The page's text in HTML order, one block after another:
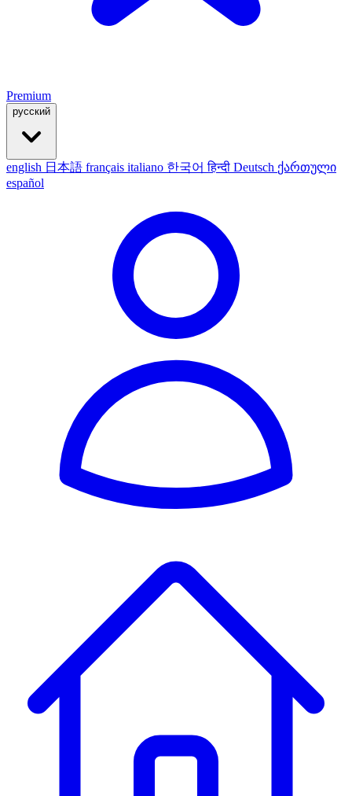
Premium
русский
english 日本語 français italiano 한국어हिन्दी Deutsch ქართული
español